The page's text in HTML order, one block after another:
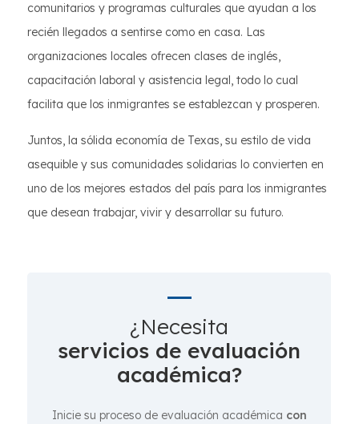
comunitarios y programas culturales que ayudan a los
recién llegados a sentirse como en casa. Las
organizaciones locales ofrecen clases de inglés,
capacitación laboral y asistencia legal, todo lo cual
facilita que los inmigrantes se establezcan y prosperen.
Juntos, la sólida economía de Texas, su estilo de vida
asequible y sus comunidades solidarias lo convierten en
uno de los mejores estados del país para los inmigrantes
que desean trabajar, vivir y desarrollar su futuro.
¿Necesita
servicios de evaluación
académica?
Inicie su proceso de evaluación académica con